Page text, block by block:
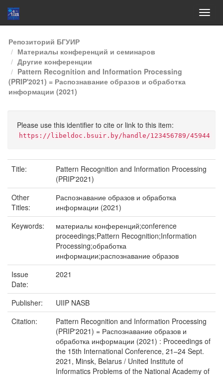
Skip
navigation
Репозиторий БГУИР
Материалы конференций и семинаров
Другие конференции
Pattern Recognition and Information Processing
(PRIP'2021) = Распознавание образов и обработка
информации (2021)
Please use this identifier to cite or link to this item:
https://libeldoc.bsuir.by/handle/123456789/45944
Title:
Pattern Recognition and Information Processing
(PRIP'2021)
Other
Titles:
Распознавание образов и обработка
информации (2021)
Keywords:
материалы конференций;conference
proceedings;Pattern Recognition;Information
Processing;обработка
информации;распознавание образов
Issue
Date:
2021
Publisher:
UIIP NASB
Citation:
Pattern Recognition and Information Processing
(PRIP'2021) = Распознавание образов и
обработка информации (2021) : Proceedings of
the 15th International Conference, 21–24 Sept.
2021, Minsk, Belarus / United Institute of
Informatics Problems of the National Academy of